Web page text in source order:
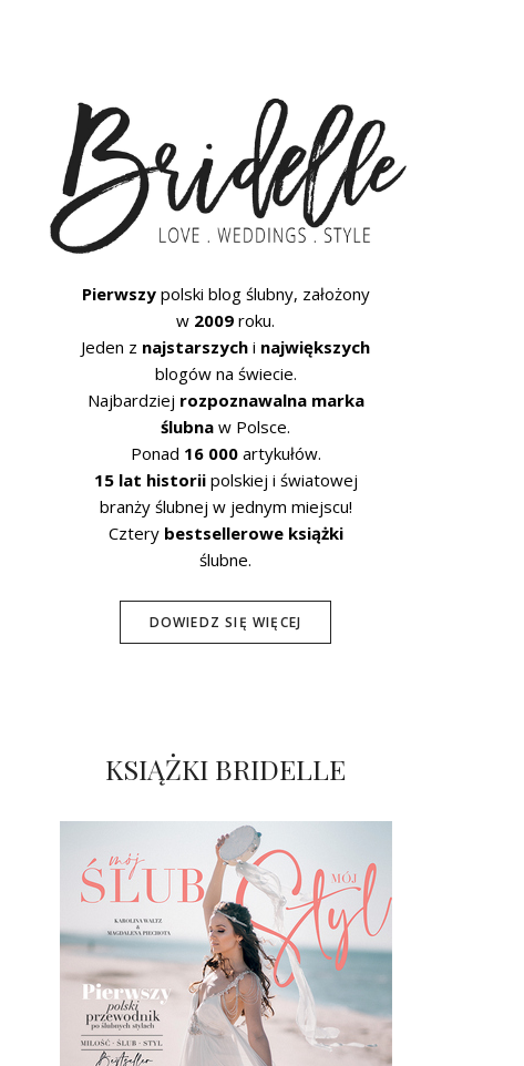
Pierwszypolski blog ślubny, założony
w 2009 roku.
Jeden z najstarszych i największych
blogów na świecie.
Najbardziej rozpoznawalna marka
ślubna w Polsce.
Ponad 16 000artykułów.
15 lat historiipolskiej i światowej
branży ślubnej w jednym miejscu!
Cztery bestsellerowe książki
ślubne.
DOWIEDZ SIĘ WIĘCEJ
KSIĄŻKI BRIDELLE